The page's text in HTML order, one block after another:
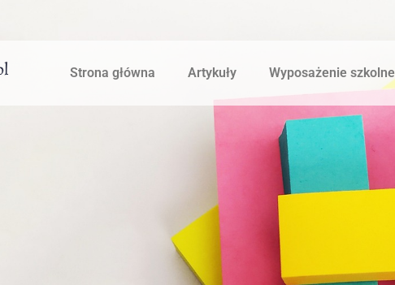
Strona główna Artykuły Wyposażenie szkolne